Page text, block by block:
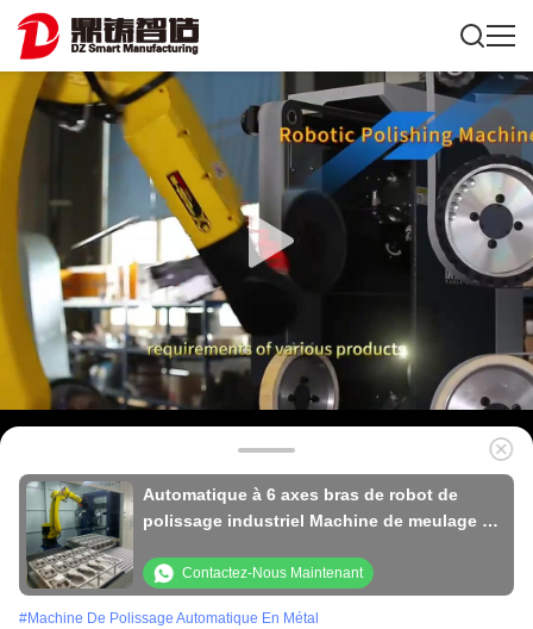
Automatique à 6 axes bras de robot de
polissage industriel Machine de meulage et
pièces automobiles
Contactez-Nous Maintenant
#Machine De Polissage Automatique En Métal